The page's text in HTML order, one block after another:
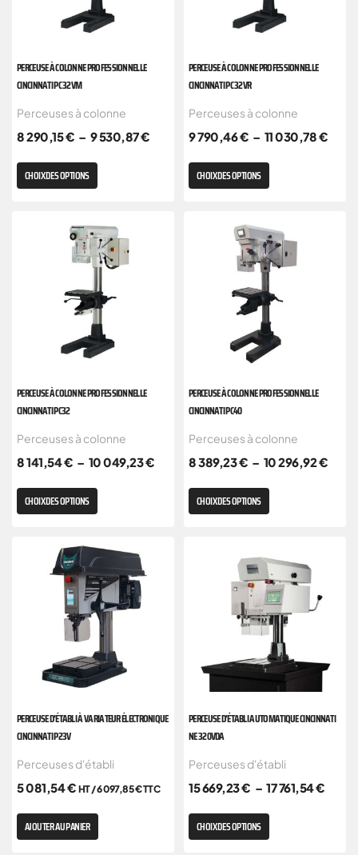
PERCEUSE À COLONNE PROFESSIONNELLE
CINCINNATI PC 32VM
Perceuses à colonne
8 290,15€ – 9 530,87€
CHOIX DES OPTIONS
PERCEUSE À COLONNE PROFESSIONNELLE
CINCINNATI PC 32VR
Perceuses à colonne
9 790,46€ – 11 030,78€
CHOIX DES OPTIONS
PERCEUSE À COLONNE PROFESSIONNELLE
CINCINNATI PC32
Perceuses à colonne
8 141,54€ – 10 049,23€
CHOIX DES OPTIONS
PERCEUSE À COLONNE PROFESSIONNELLE
CINCINNATI PC40
Perceuses à colonne
8 389,23€ – 10 296,92€
CHOIX DES OPTIONS
PERCEUSE D’ÉTABLI À VARIATEUR ÉLECTRONIQUE
CINCINNATI P23V
Perceuses d'établi
5 081,54€ HT /6 097,85€TTC
AJOUTER AU PANIER
PERCEUSE D’ÉTABLI AUTOMATIQUE CINCINNATI
NE 320VDA
Perceuses d'établi
15 669,23€ – 17 761,54€
CHOIX DES OPTIONS